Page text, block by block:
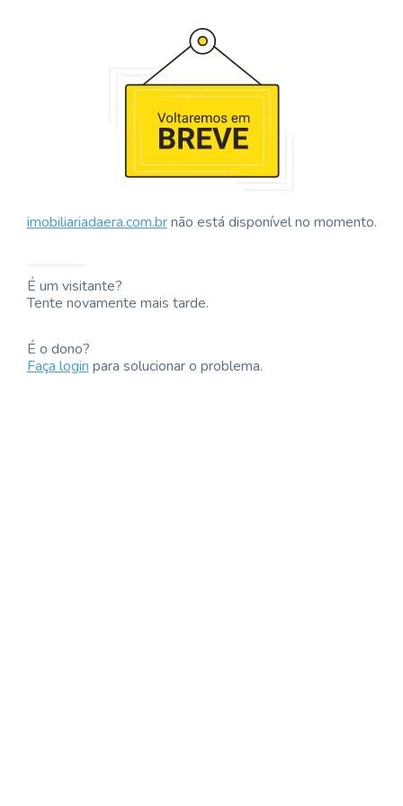
imobiliariadaera.com.brnão está disponível no momento.
É um visitante?
Tente novamente mais tarde.
É o dono?
Faça loginpara solucionar o problema.